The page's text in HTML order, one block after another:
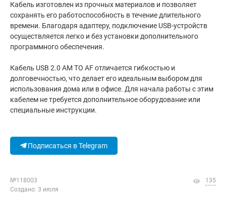
Кабель изготовлен из прочных материалов и позволяет
сохранять его работоспособность в течение длительного
времени. Благодаря адаптеру, подключение USB-устройств
осуществляется легко и без установки дополнительного
программного обеспечения.
Кабель USB 2.0 AM TO AF отличается гибкостью и
долговечностью, что делает его идеальным выбором для
использования дома или в офисе. Для начала работы с этим
кабелем не требуется дополнительное оборудование или
специальные инструкции.
Подписаться в Telegram
№118003
Создано: 3 июля
135